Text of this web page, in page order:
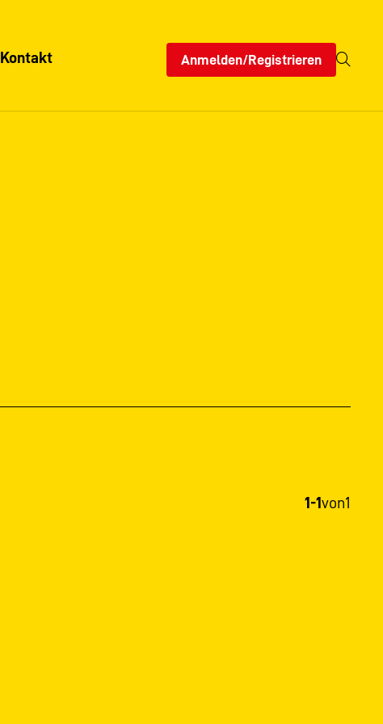
Kontakt Anmelden/Registrieren
1-1 von1